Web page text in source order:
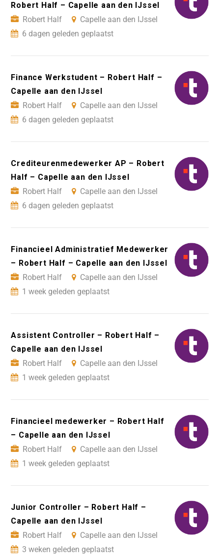
Robert Half – Capelle aan den IJssel
Robert Half
Capelle aan den IJssel
6 dagen geleden geplaatst
Finance Werkstudent – Robert Half –
Capelle aan den IJssel
Robert Half
Capelle aan den IJssel
6 dagen geleden geplaatst
Crediteurenmedewerker AP – Robert
Half – Capelle aan den IJssel
Robert Half
Capelle aan den IJssel
6 dagen geleden geplaatst
Financieel Administratief Medewerker
– Robert Half – Capelle aan den IJssel
Robert Half
Capelle aan den IJssel
1 week geleden geplaatst
Assistent Controller – Robert Half –
Capelle aan den IJssel
Robert Half
Capelle aan den IJssel
1 week geleden geplaatst
Financieel medewerker – Robert Half
– Capelle aan den IJssel
Robert Half
Capelle aan den IJssel
1 week geleden geplaatst
Junior Controller – Robert Half –
Capelle aan den IJssel
Robert Half
Capelle aan den IJssel
3 weken geleden geplaatst